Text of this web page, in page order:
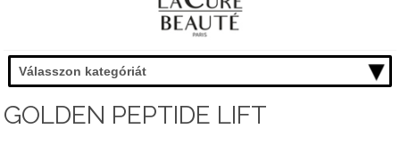
Válasszon kategóriát
GOLDEN PEPTIDE LIFT